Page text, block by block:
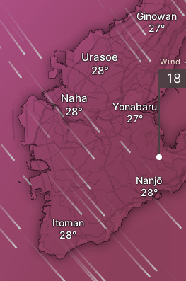
Yonabaru
Nanjō
Naha
Urasoe
Ginowan
Itoman
Wind
18